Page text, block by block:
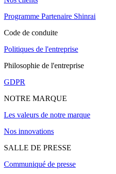
Programme Partenaire Shinrai
Code de conduite
Politiques de l'entreprise
Philosophie de l'entreprise
GDPR
NOTRE MARQUE
Les valeurs de notre marque
Nos innovations
SALLE DE PRESSE
Communiqué de presse